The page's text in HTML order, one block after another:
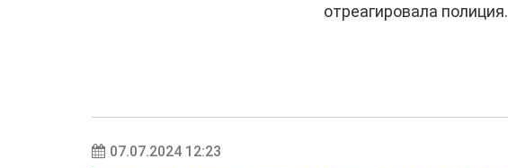
отреагировала полиция.
07.07.2024 12:23